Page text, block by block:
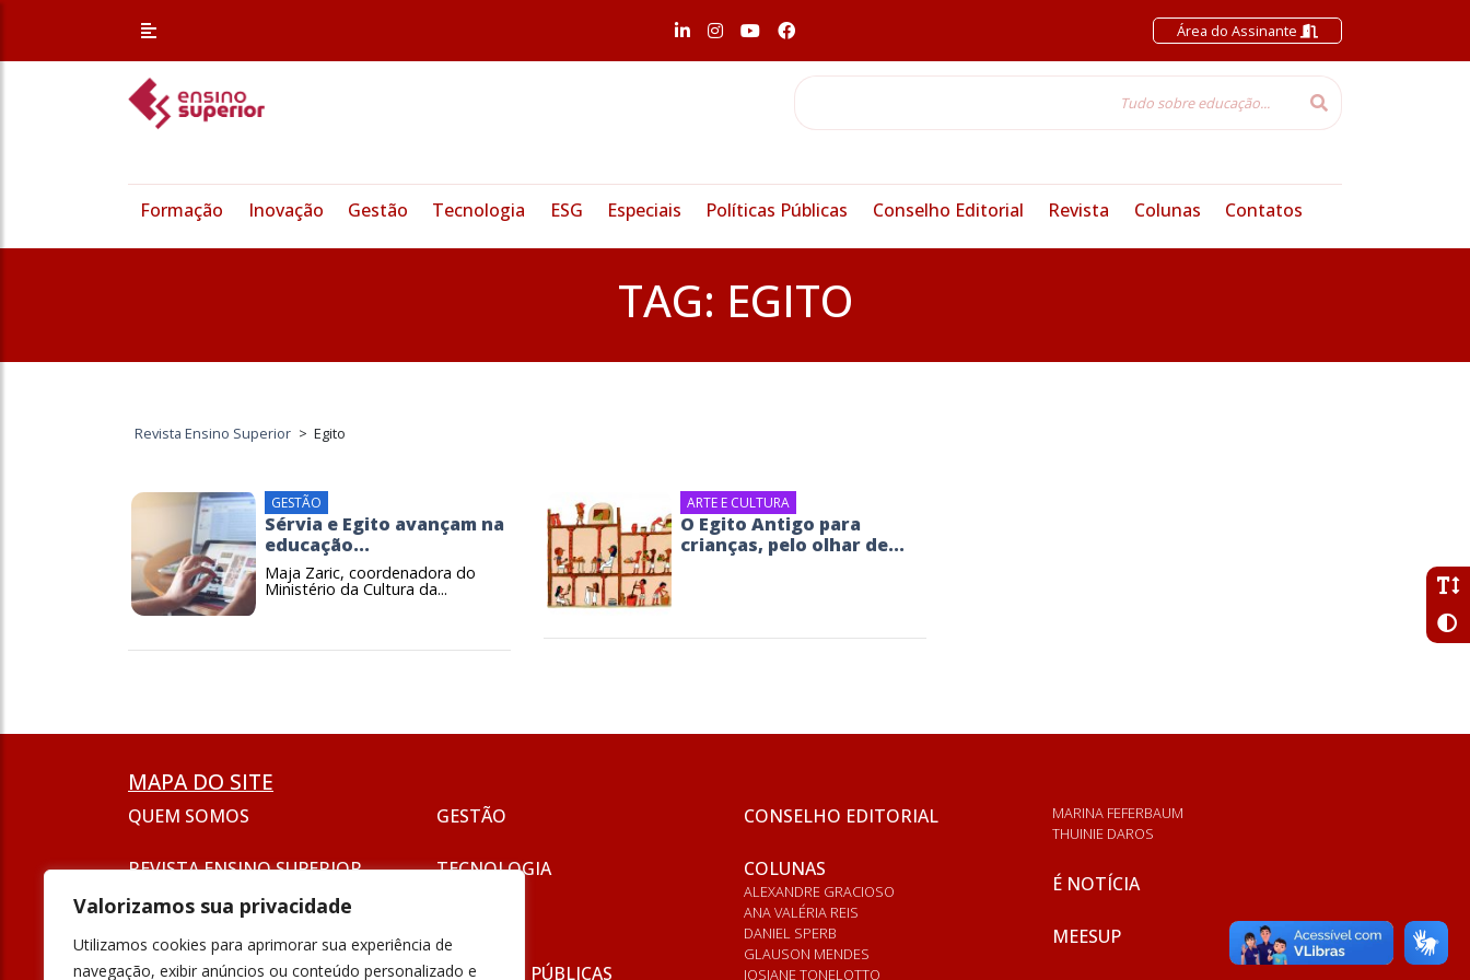
Valorizamos sua privacidade
Utilizamos cookies para aprimorar sua experiência de
navegação, exibir anúncios ou conteúdo personalizado e
Área do Assinante
Formação Inovação Gestão Tecnologia ESG Especiais Políticas Públicas Conselho Editorial Revista Colunas Contatos
TAG: EGITO
Revista Ensino Superior > Egito
GESTÃO
Sérvia e Egito avançam na
educação...
Maja Zaric, coordenadora do
Ministério da Cultura da...
ARTE E CULTURA
O Egito Antigo para
crianças, pelo olhar de...
MAPA DO SITE
QUEM SOMOS
REVISTA ENSINO SUPERIOR
SEJA UM ANUNCIANTE
FORMAÇÃO
GESTÃO
TECNOLOGIA
POLÍTICAS PÚBLICAS
CONSELHO EDITORIAL
COLUNAS
ALEXANDRE GRACIOSO
ANA VALÉRIA REIS
DANIEL SPERB
GLAUSON MENDES
JOSIANE TONELOTTO
MARINA FEFERBAUM
THUINIE DAROS
É NOTÍCIA
MEESUP